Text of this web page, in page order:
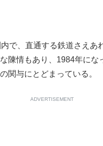
で、直通する鉄道さえあ
陳情もあり、1984年にな
関与にとどまっている。
ADVERTISEMENT